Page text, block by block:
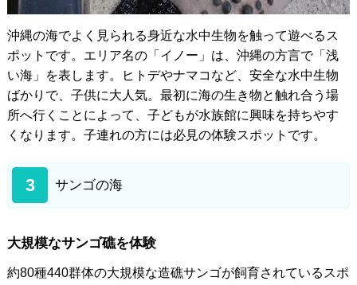
沖縄の海でよく見られる身近な水中生物を触って遊べるス
ポットです。エリア名の「イノー」は、沖縄の方言で「浅
い海」を表します。ヒトデやナマコなど、安全な水中生物
ばかりで、子供に大人気。最初に海の生き物と触れ合う場
所へ行くことによって、子どもが水族館に興味を持ちやす
くなります。子連れの方には必見の体験スポットです。
3 サンゴの海
大規模なサンゴ礁を体験
約80種440群体の大規模な造礁サンゴが飼育されているスポ